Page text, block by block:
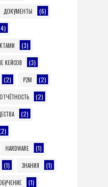
ДОКУМЕНТЫ (6)
(3)
КЕЙСОВ (3)
(2) P2M (2)
ОТЧЁТНОСТЬ (2)
(2)
HARDWARE (1)
(1) ЗНАНИЯ (1)
(1)